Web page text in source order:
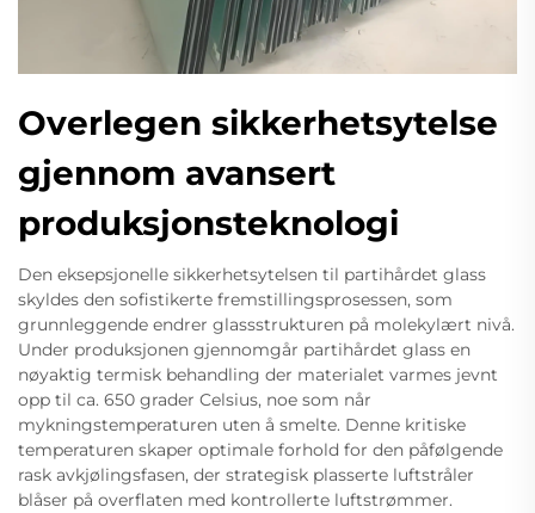
Overlegen sikkerhetsytelse
gjennom avansert
produksjonsteknologi
Den eksepsjonelle sikkerhetsytelsen til partihårdet glass
skyldes den sofistikerte fremstillingsprosessen, som
grunnleggende endrer glassstrukturen på molekylært nivå.
Under produksjonen gjennomgår partihårdet glass en
nøyaktig termisk behandling der materialet varmes jevnt
opp til ca. 650 grader Celsius, noe som når
mykningstemperaturen uten å smelte. Denne kritiske
temperaturen skaper optimale forhold for den påfølgende
rask avkjølingsfasen, der strategisk plasserte luftstråler
blåser på overflaten med kontrollerte luftstrømmer.